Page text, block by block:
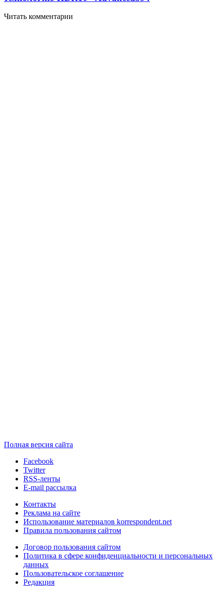
Читать комментарии
Полная версия сайта
Facebook
Twitter
RSS-ленты
E-mail рассылка
Контакты
Реклама на сайте
Использование материалов korrespondent.net
Правила пользования сайтом
Договор пользования сайтом
Политика в сфере конфиденциальности и персональных
данных
Пользовательское соглашение
Редакция